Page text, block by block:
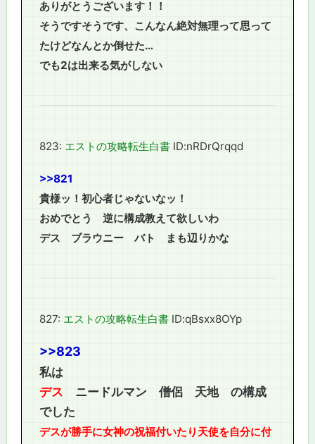
ありがとうございます！！
そうですそうです、こんなん絶対無理って思って
たけどなんとか倒せた…
でも2は出来る気がしない
823: エストの攻略転生白書 ID:nRDrQrqqd
>>821
貴様ッ！初心者じゃないなッ！
おめでとう 逆に構成教えて欲しいわ
デス ブラウニー バト まも辺りかな
827: エストの攻略転生白書 ID:qBsxx8OYp
>>823
私は
デス ニードルマン 僧侶 天地 の構成
でした
デスが勝手に女神の祝福付いたり天使を自分に付